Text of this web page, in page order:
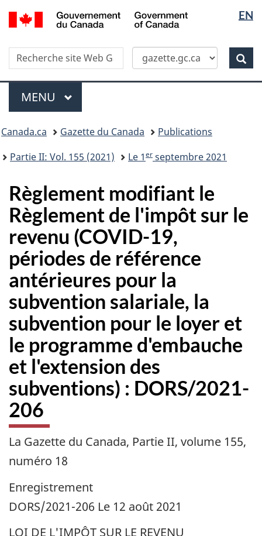
Skip
to
content
Passer
à
version
HTML
simplifiée
la
langue
EN
Canada
Recherche
Recherche
dans
site
Web
Menu
MENU PRINCIPAL
�tes
ici
Canada.ca Gazette du Canada
Publications
Partie II: Vol. 155 (2021)
Le 1er septembre 2021
Règlement modifiant le
Règlement de l'impôt sur le
revenu (COVID-19,
périodes de référence
antérieures pour la
subvention salariale, la
subvention pour le loyer et
le programme d'embauche
et l'extension des
subventions) : DORS/2021-
206
La Gazette du Canada, Partie II, volume 155,
numéro 18
Enregistrement
DORS/2021-206 Le 12 août 2021
LOI DE L'IMPÔT SUR LE REVENU